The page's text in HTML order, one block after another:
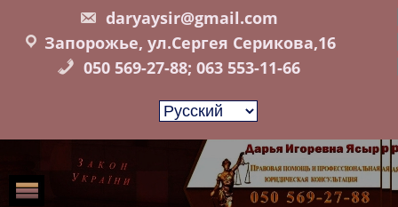
daryaysir@gmail.com
Запорожье, ул.Сергея Серикова,16
050 569-27-88; 063 553-11-66